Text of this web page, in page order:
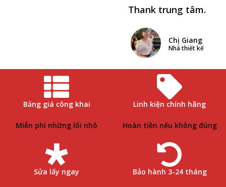
Thank trung tâm.
Chị Giang
Nhà thiết kế
Bảng giá công khai
Miễn phí những lối nhỏ
Linh kiện chính hãng
Hoàn tiền nếu không đúng
Sửa lấy ngay Bảo hành 3-24 tháng